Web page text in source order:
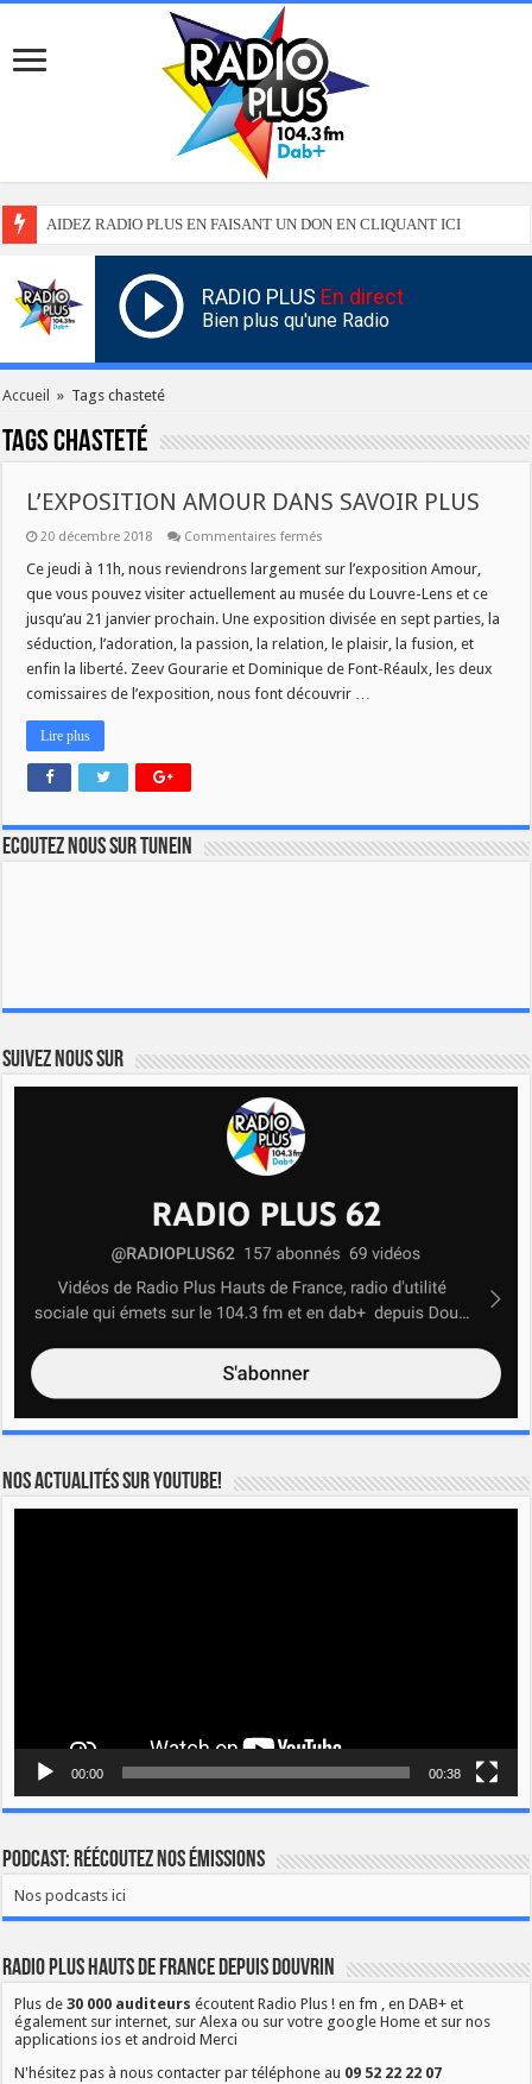
AIDEZ RADIO PLUS EN FAISANT UN DON EN CLIQUANT ICI
RADIO PLUS En direct
Bien plus qu'une Radio
Accueil » Tags chasteté
Tagschasteté
L’EXPOSITION AMOUR DANS SAVOIR PLUS
20 décembre 2018 Commentaires fermés
AMOUR
SAVOIR
PLUS
Ce jeudi à 11h, nous reviendrons largement sur l’exposition Amour,
que vous pouvez visiter actuellement au musée du Louvre-Lens et ce
jusqu’au 21 janvier prochain. Une exposition divisée en sept parties, la
séduction, l’adoration, la passion, la relation, le plaisir, la fusion, et
enfin la liberté. Zeev Gourarie et Dominique de Font-Réaulx, les deux
comissaires de l’exposition, nous font découvrir …
Lire plus
Ecoutez nous sur TuneIn
Suivez nous sur
Nos actualités sur YOUTUBE!
00:00 00:38
Podcast: Réécoutez nos émissions
Nos podcasts ici
Radio Plus Hauts de France depuis Douvrin
Plus de30 000 auditeurs écoutent Radio Plus ! en fm , en DAB+ et
également sur internet, sur Alexa ou sur votre google Home et sur nos
applications ios et android Merci
N'hésitez pas à nous contacter par téléphone au 09 52 22 22 07